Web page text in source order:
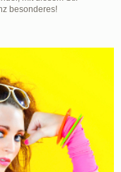
besonderes!